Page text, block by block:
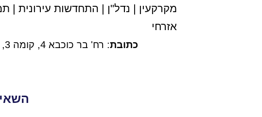
מקרקעין | נדל"ן | התחדשות עירונית |
אזרחי
כתובת: רח' בר כוכבא 4, קומה 3, בני ברק |